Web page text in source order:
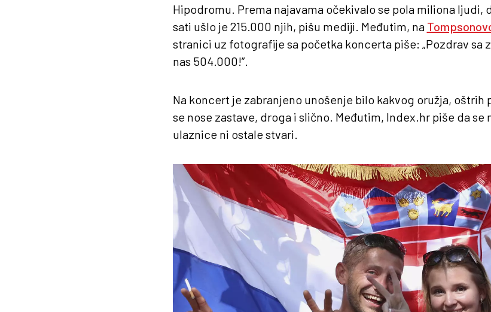
Hipodromu. Prema najavama očekivalo se pola miliona ljudi,
sati ušlo je 215.000 njih, pišu mediji. Međutim, na
stranici uz fotografije sa početka koncerta piše: „Pozdrav sa
nas 504.000!”.
Na koncert je zabranjeno unošenje bilo kakvog oružja, oštrih
se nose zastave, droga i slično. Međutim, Index.hr piše da se
ulaznice ni ostale stvari.